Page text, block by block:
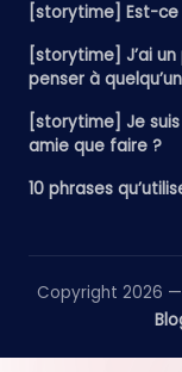
[storytime] Est-
[storytime] J’ai
penser à
[storytime] Je
amie que faire ?
10 phrases
Copyright 2026 —